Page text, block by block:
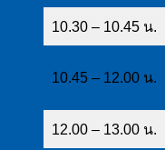
10.30 – 10.45 น.
10.45 – 12.00 น.
12.00 – 13.00 น.